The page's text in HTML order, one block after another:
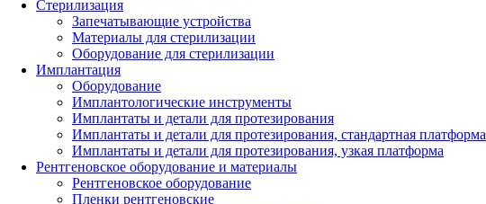
Стерилизация
Запечатывающие устройства
Материалы для стерилизации
Оборудование для стерилизации
Имплантация
Оборудование
Имплантологические инструменты
Имплантаты и детали для протезирования
Имплантаты и детали для протезирования, стандартная платформа
Имплантаты и детали для протезирования, узкая платформа
Рентгеновское оборудование и материалы
Рентгеновское оборудование
Пленки рентгеновские